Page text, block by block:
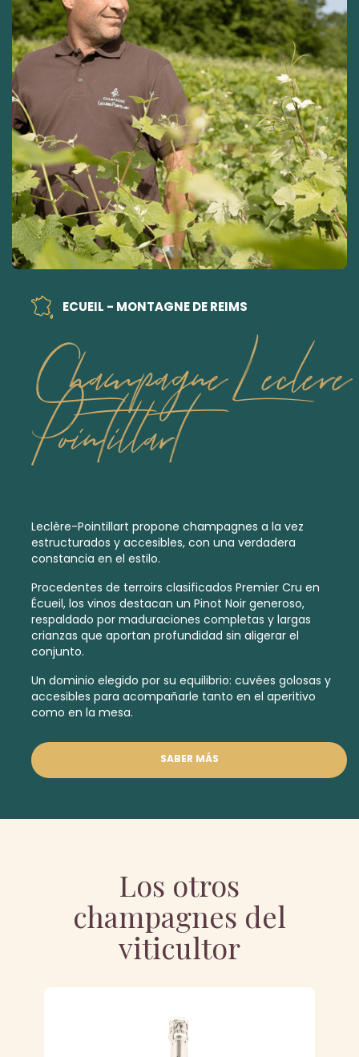
ECUEIL - MONTAGNE DE REIMS
Champagne Leclere
Pointillart
Leclère-Pointillart propone champagnes a la vez
estructurados y accesibles, con una verdadera
constancia en el estilo.
Procedentes de terroirs clasificados Premier Cru en
Écueil, los vinos destacan un Pinot Noir generoso,
respaldado por maduraciones completas y largas
crianzas que aportan profundidad sin aligerar el
conjunto.
Un dominio elegido por su equilibrio: cuvées golosas y
accesibles para acompañarle tanto en el aperitivo
como en la mesa.
SABER MÁS
Los otros
champagnes del
viticultor